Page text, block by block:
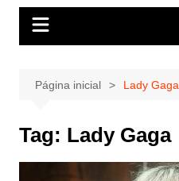
Página inicial Lady Gaga
Tag: Lady Gaga